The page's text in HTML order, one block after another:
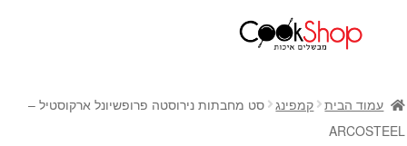
חנות
כלי בישול
עמוד הבית קמפינג
סט מחבתות נירוסטה פרופשיונל ארקוסטיל –
ARCOSTEEL